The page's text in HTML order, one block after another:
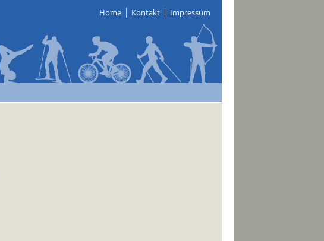
Home Kontakt Impressum